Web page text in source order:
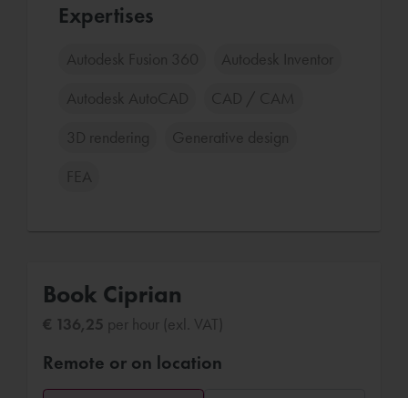
Expertises
Autodesk Fusion 360 Autodesk Inventor
Autodesk AutoCAD CAD / CAM
3D rendering Generative design
FEA
Book Ciprian
€ 136,25 per hour (exl. VAT)
Remote or on location